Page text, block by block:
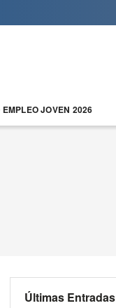
JOVEN 2026
Últimas Entradas